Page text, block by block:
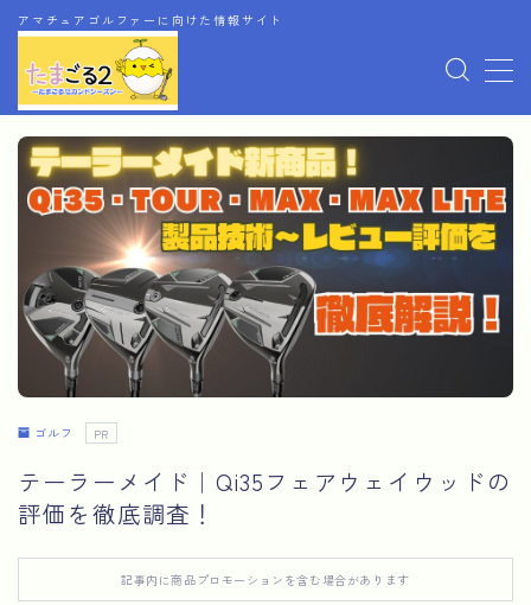
アマチュアゴルファーに向けた情報サイト
MENU
ホーム
お問い合わせ
アフィリエイト情報開示
運営者情報
ゴルフ PR
テーラーメイド｜Qi35フェアウェイウッドの
評価を徹底調査！
記事内に商品プロモーションを含む場合があります